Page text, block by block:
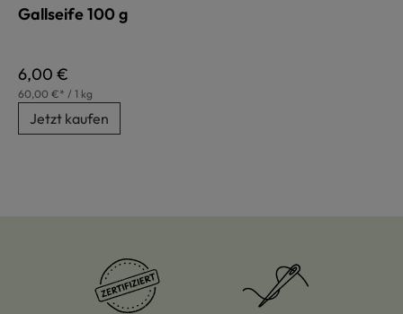
Gallseife 100 g
Regulärer Preis:
6,00 €
60,00 €* / 1 kg
Jetzt kaufen